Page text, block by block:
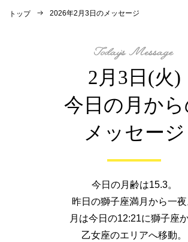
トップ 2026年2月3日のメッセージ
2月3日(火)
今日の月から
メッセージ
今日の月齢は15.3。
昨日の獅子座満月から一夜
月は今日の12:21に獅子座
乙女座のエリアへ移動。